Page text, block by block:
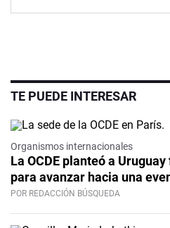
TE PUEDE INTERESAR
Organismos internacionales
La OCDE planteó a
para avanzar hacia una
POR REDACCIÓN BÚSQUEDA